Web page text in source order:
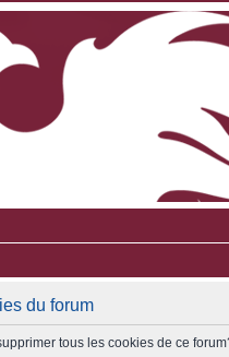
du forum
tous les cookies de ce